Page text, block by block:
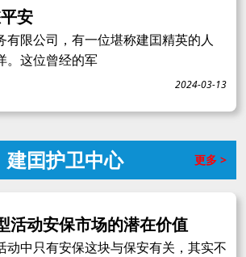
安
有限公司，有一位堪称建囯精英的人
。这位曾经的军
2024-03-13
建囯护卫中心 更多 >
活动安保市场的潜在价值
动中只有安保这块与保安有关，其实不